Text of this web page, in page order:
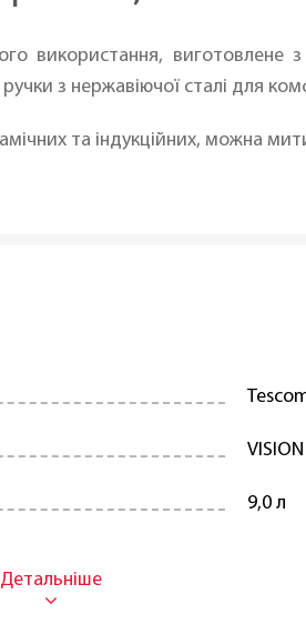
використання, виготовлене з
з нержавіючої сталі для
та індукційних, можна
VISION
9,0 л